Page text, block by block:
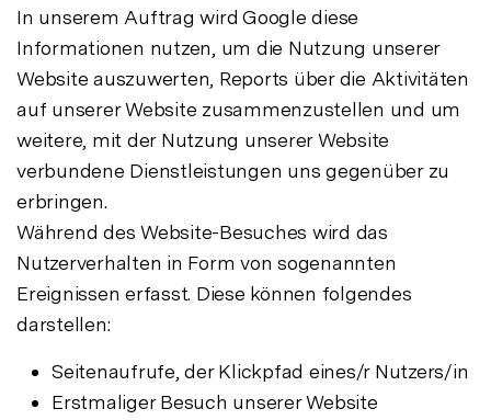
In unserem Auftrag wird Google diese
Informationen nutzen, um die Nutzung unserer
Website auszuwerten, Reports über die Aktivitäten
auf unserer Website zusammenzustellen und um
weitere, mit der Nutzung unserer Website
verbundene Dienstleistungen uns gegenüber zu
erbringen.
Während des Website-Besuches wird das
Nutzerverhalten in Form von sogenannten
Ereignissen erfasst. Diese können folgendes
darstellen:
Seitenaufrufe, der Klickpfad eines/r Nutzers/in
Erstmaliger Besuch unserer Website